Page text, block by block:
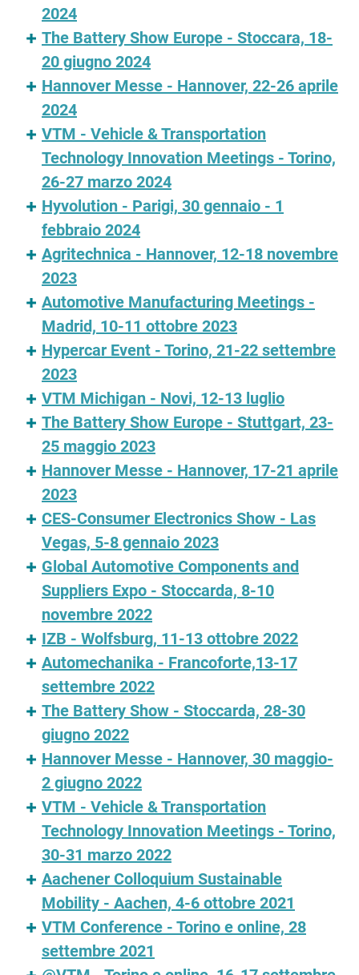
2024
The Battery Show Europe - Stoccara, 18-
20 giugno 2024
Hannover Messe - Hannover, 22-26 aprile
2024
VTM - Vehicle & Transportation
Technology Innovation Meetings - Torino,
26-27 marzo 2024
Hyvolution - Parigi, 30 gennaio - 1
febbraio 2024
Agritechnica - Hannover, 12-18 novembre
2023
Automotive Manufacturing Meetings -
Madrid, 10-11 ottobre 2023
Hypercar Event - Torino, 21-22 settembre
2023
VTM Michigan - Novi, 12-13 luglio
The Battery Show Europe - Stuttgart, 23-
25 maggio 2023
Hannover Messe - Hannover, 17-21 aprile
2023
CES-Consumer Electronics Show - Las
Vegas, 5-8 gennaio 2023
Global Automotive Components and
Suppliers Expo - Stoccarda, 8-10
novembre 2022
IZB - Wolfsburg, 11-13 ottobre 2022
Automechanika - Francoforte,13-17
settembre 2022
The Battery Show - Stoccarda, 28-30
giugno 2022
Hannover Messe - Hannover, 30 maggio-
2 giugno 2022
VTM - Vehicle & Transportation
Technology Innovation Meetings - Torino,
30-31 marzo 2022
Aachener Colloquium Sustainable
Mobility - Aachen, 4-6 ottobre 2021
VTM Conference - Torino e online, 28
settembre 2021